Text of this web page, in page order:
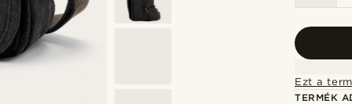
Ezt a
TERMÉK